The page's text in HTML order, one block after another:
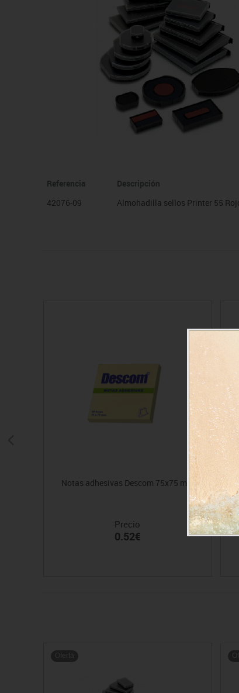
Material escolar
Plastifica, encuaderna, destruye
Papel y manipulados
Juegos de mesa
Juegos simbólicos
Pizarras, vitrinas
Sillas, bancos y
Referencia Descripción
42076-09
Almohadilla sellos Printer 55
Notas adhesivas Descom 75x75 mm
Precio
0.52€
Oferta